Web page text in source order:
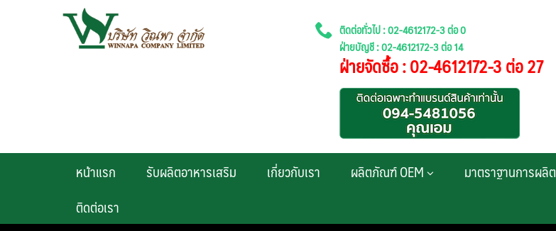
ติดต่อทั่วไป : 02-4612172-3 ต่อ 0
ฝ่ายบัญชี : 02-4612172-3 ต่อ 14
ฝ่ายจัดซื้อ : 02-4612172-3 ต่อ 27
หน้าแรก รับผลิตอาหารเสริม เกี่ยวกับเรา ผลิตภัณฑ์ OEM มาตราฐานการผลิต
ติดต่อเรา